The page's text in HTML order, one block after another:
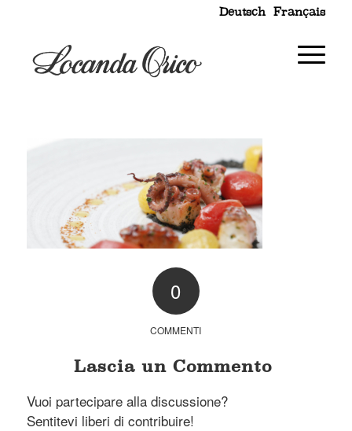
Deutsch Français
0
COMMENTI
Lascia un Commento
Vuoi partecipare alla discussione?
Sentitevi liberi di contribuire!